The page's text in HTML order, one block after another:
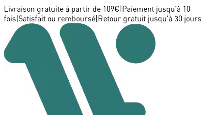
Livraison gratuite à partir de 109€ Paiement jusqu'à 10
fois Satisfait ou remboursé Retour gratuit jusqu'à 30 jours